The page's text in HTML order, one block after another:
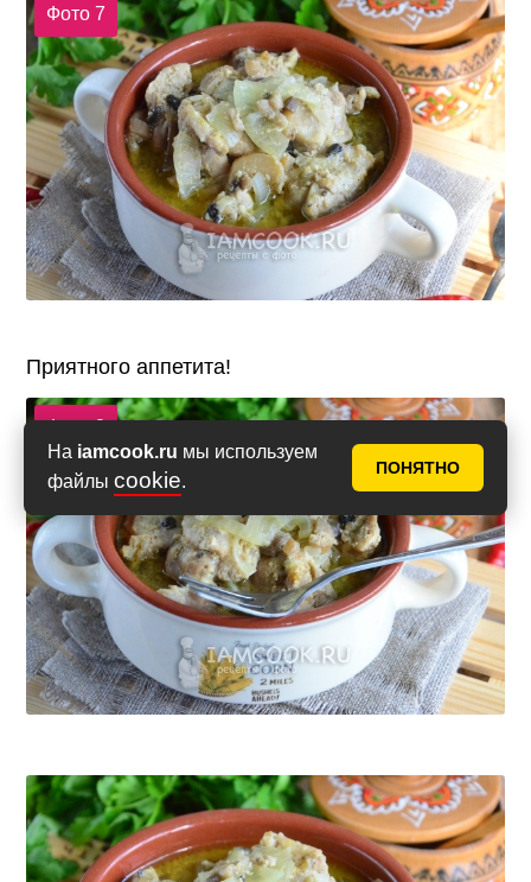
На iamcook.ru мы используем
файлы cookie.
ПОНЯТНО
Фото 7
Приятного аппетита!
Фото 8